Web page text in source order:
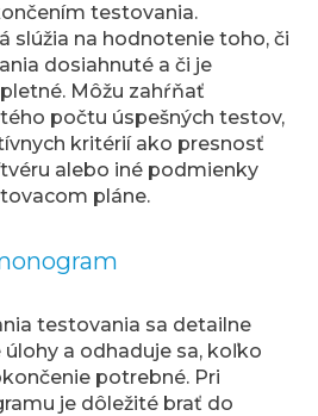
testovania.
slúžia na hodnotenie toho, či
dosiahnuté a či je
Môžu zahŕňať
počtu úspešných testov,
kritérií ako presnosť
alebo iné podmienky
pláne.
testovania sa detailne
a odhaduje sa, koľko
potrebné. Pri
je dôležité brať do